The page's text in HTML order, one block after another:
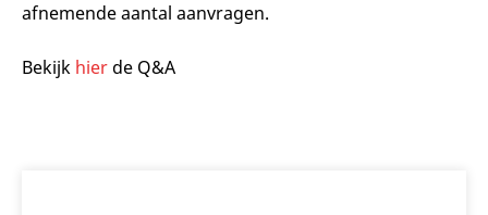
afnemende aantal aanvragen.
Bekijk hier de Q&A